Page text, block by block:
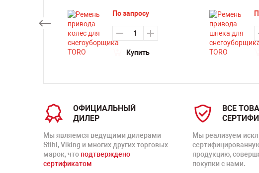
По запросу
Купить
ОФИЦИАЛЬНЫЙ
ДИЛЕР
Мы являемся ведущими дилерами
Stihl, Viking и многих других торговых
марок, что подтверждено
сертификатом
ВСЕ
Мы реализуем
продукцию,
покупки с нами.